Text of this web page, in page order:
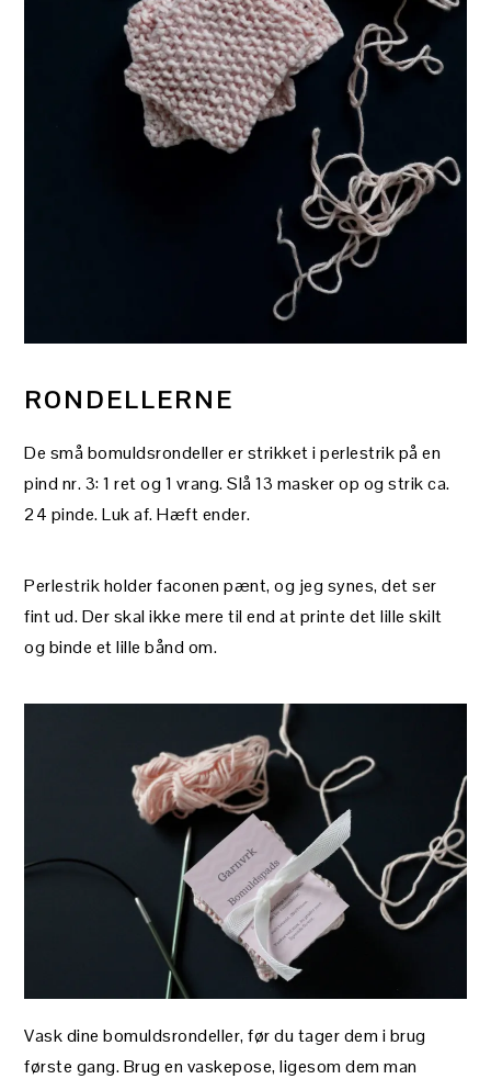
RONDELLERNE
De små bomuldsrondeller er strikket i perlestrik på en
pind nr. 3: 1 ret og 1 vrang. Slå 13 masker op og strik ca.
24 pinde. Luk af. Hæft ender.
Perlestrik holder faconen pænt, og jeg synes, det ser
fint ud. Der skal ikke mere til end at printe det lille skilt
og binde et lille bånd om.
Vask dine bomuldsrondeller, før du tager dem i brug
første gang. Brug en vaskepose, ligesom dem man